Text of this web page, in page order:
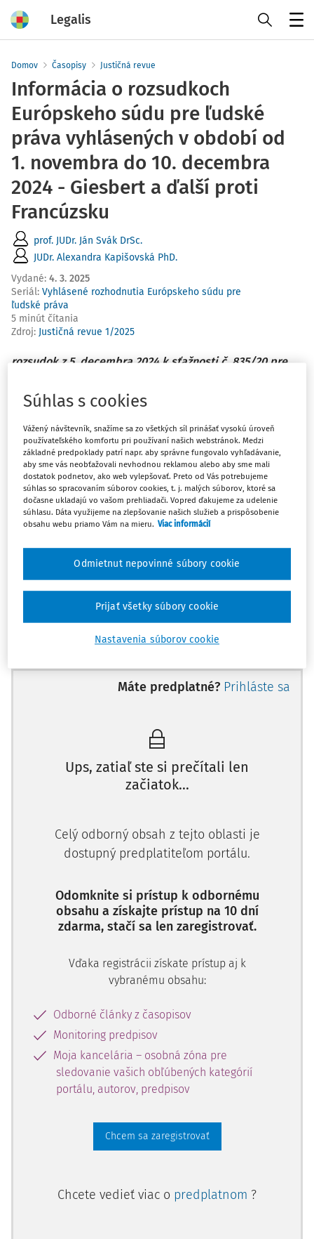
Legalis
Domov Časopisy Justičná revue
Informácia o rozsudkoch
Európskeho súdu pre ľudské
práva vyhlásených v období od
1. novembra do 10. decembra
2024 - Giesbert a ďalší proti
Francúzsku
prof. JUDr. Ján Svák DrSc.
JUDr. Alexandra Kapišovská PhD.
Vydané: 4. 3. 2025
Seriál: Vyhlásené rozhodnutia Európskeho súdu pre
ľudské práva
5 minút čítania
Zdroj: Justičná revue 1/2025
rozsudok z 5. decembra 2024 k sťažnosti č. 835/20 pre
kontexte odsúdenia šéfredaktora a dvoch novinárov za
Sťažovatelia sú francúzski štátni príslušníci, ktorí sa
narodili v rokoch 1949, 1967 a 1978. Žijú v Paríži. V čase
udalostí prvý sťažovateľ bol riaditeľom v časopiseLe Point
a ďalší dvaja sťažovatelia boli novinári pracujúci pre tento
týždenník.
prepojeniach pána Copé, vtedajšieho predsedu Únie pre
manažmentom spoločnosti Bygmalion, ktorá získala
kontrakty na organizovanie podujatí prezidentskej
Máte predplatné? Prihláste sa
Ups, zatiaľ ste si prečítali len
začiatok...
Celý odborný obsah z tejto oblasti je
dostupný predplatiteľom portálu.
Odomknite si prístup k odbornému
obsahu a získajte prístup na 10 dní
zdarma, stačí sa len zaregistrovať.
Vďaka registrácii získate prístup aj k
vybranému obsahu:
Odborné články z časopisov
Monitoring predpisov
Moja kancelária – osobná zóna pre
sledovanie vašich obľúbených kategórií
portálu, autorov, predpisov
Chcem sa zaregistrovať
Chcete vedieť viac o predplatnom ?
Súhlas s cookies
Vážený návštevník, snažíme sa zo všetkých síl prinášať vysokú úroveň
používateľského komfortu pri používaní našich webstránok. Medzi
základné predpoklady patrí napr. aby správne fungovalo vyhľadávanie,
aby sme vás neobťažovali nevhodnou reklamou alebo aby sme mali
dostatok podnetov, ako web vylepšovať. Preto od Vás potrebujeme
súhlas so spracovaním súborov cookies, t. j. malých súborov, ktoré sa
dočasne ukladajú vo vašom prehliadači. Vopred ďakujeme za udelenie
súhlasu. Dáta využijeme na zlepšovanie našich služieb a prispôsobenie
obsahu webu priamo Vám na mieru. Viac informácií
Nastavenia súborov cookie
Odmietnut nepovinné súbory cookie
Prijať všetky súbory cookie